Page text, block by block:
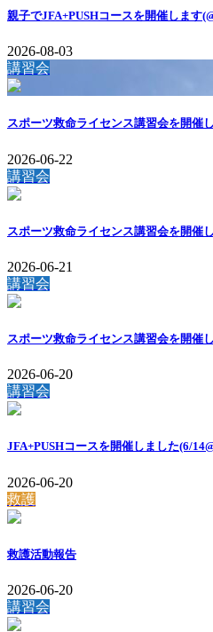
親子でJFA+PUSHコースを開催します
2026-08-03
講習会
スポーツ救命ライセンス講習会を開催
2026-06-22
講習会
スポーツ救命ライセンス講習会を開催
2026-06-21
講習会
スポーツ救命ライセンス講習会を開催
2026-06-20
講習会
JFA+PUSHコースを開催しました(6/
2026-06-20
救護
救護活動報告
2026-06-20
講習会